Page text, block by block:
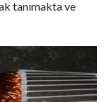
tanımakta ve